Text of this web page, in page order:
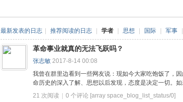
最新发表的日志 推荐阅读的日志 学者 思想 国际 军事
革命事业就真的无法飞跃吗？
张志敏 2017-8-14 00:08
我曾在群里边看到一些网友说：现如今大家吃饱饭了，
命历史的深入了解、思想以后发现，态度是决定一切。
21 次阅读
0 个评论 [array space_blog_list_status/0]